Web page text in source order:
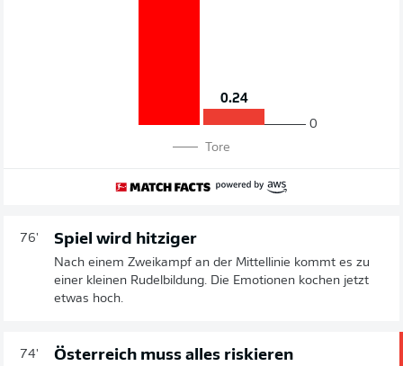
0.24
0
Tore
76' Spiel wird hitziger
Nach einem Zweikampf an der Mittellinie kommt es zu
einer kleinen Rudelbildung. Die Emotionen kochen jetzt
etwas hoch.
74' Österreich muss alles riskieren